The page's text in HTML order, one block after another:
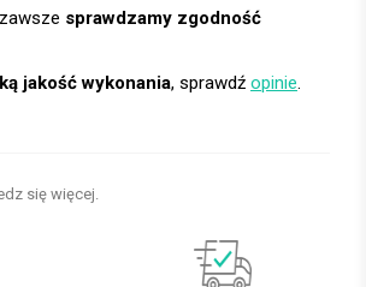
sprawdzamy zgodność
jakość wykonania, sprawdź opinie.
się więcej.